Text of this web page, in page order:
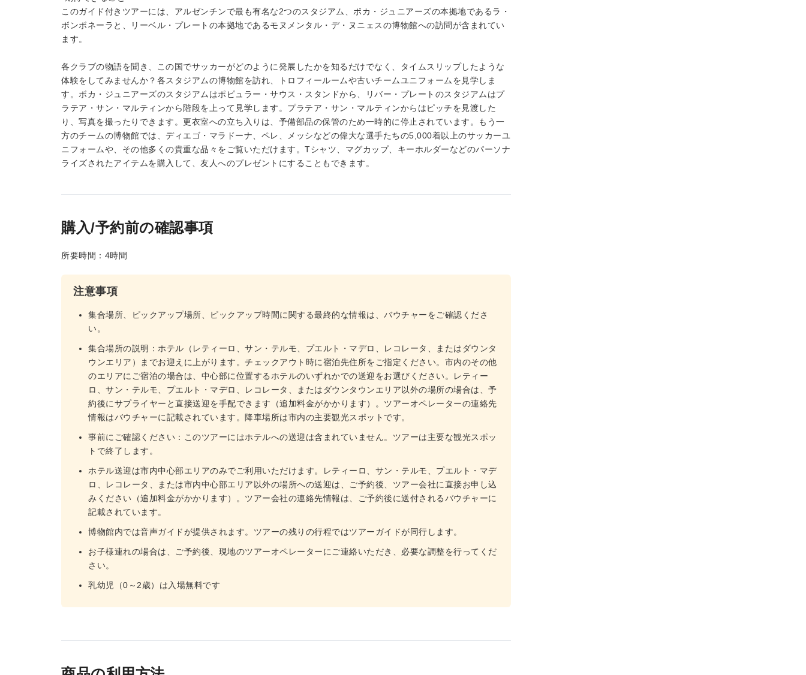
このガイド付きツアーには、アルゼンチンで最も有名な2つのスタジアム、ボカ・ジュニアーズの本拠地であるラ・
ボンボネーラと、リーベル・プレートの本拠地であるモヌメンタル・デ・ヌニェスの博物館への訪問が含まれてい
ます。
各クラブの物語を聞き、この国でサッカーがどのように発展したかを知るだけでなく、タイムスリップしたような
体験をしてみませんか？各スタジアムの博物館を訪れ、トロフィールームや古いチームユニフォームを見学しま
す。ボカ・ジュニアーズのスタジアムはポピュラー・サウス・スタンドから、リバー・プレートのスタジアムはプ
ラテア・サン・マルティンから階段を上って見学します。プラテア・サン・マルティンからはピッチを見渡した
り、写真を撮ったりできます。更衣室への立ち入りは、予備部品の保管のため一時的に停止されています。もう一
方のチームの博物館では、ディエゴ・マラドーナ、ペレ、メッシなどの偉大な選手たちの5,000着以上のサッカーユ
ニフォームや、その他多くの貴重な品々をご覧いただけます。Tシャツ、マグカップ、キーホルダーなどのパーソナ
ライズされたアイテムを購入して、友人へのプレゼントにすることもできます。
購入/予約前の確認事項
所要時間：4時間
注意事項
集合場所、ピックアップ場所、ピックアップ時間に関する最終的な情報は、バウチャーをご確認くださ
い。
集合場所の説明：ホテル（レティーロ、サン・テルモ、プエルト・マデロ、レコレータ、またはダウンタ
ウンエリア）までお迎えに上がります。チェックアウト時に宿泊先住所をご指定ください。市内のその他
のエリアにご宿泊の場合は、中心部に位置するホテルのいずれかでの送迎をお選びください。レティー
ロ、サン・テルモ、プエルト・マデロ、レコレータ、またはダウンタウンエリア以外の場所の場合は、予
約後にサプライヤーと直接送迎を手配できます（追加料金がかかります）。ツアーオペレーターの連絡先
情報はバウチャーに記載されています。降車場所は市内の主要観光スポットです。
事前にご確認ください：このツアーにはホテルへの送迎は含まれていません。ツアーは主要な観光スポッ
トで終了します。
ホテル送迎は市内中心部エリアのみでご利用いただけます。レティーロ、サン・テルモ、プエルト・マデ
ロ、レコレータ、または市内中心部エリア以外の場所への送迎は、ご予約後、ツアー会社に直接お申し込
みください（追加料金がかかります）。ツアー会社の連絡先情報は、ご予約後に送付されるバウチャーに
記載されています。
博物館内では音声ガイドが提供されます。ツアーの残りの行程ではツアーガイドが同行します。
お子様連れの場合は、ご予約後、現地のツアーオペレーターにご連絡いただき、必要な調整を行ってくだ
さい。
乳幼児（0～2歳）は入場無料です